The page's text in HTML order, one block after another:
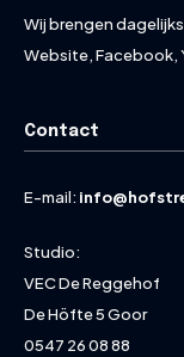
Wij brengen
Website, Facebook,
Contact
E-mail:
Studio:
VEC De Reggehof
De Höfte 5 Goor
0547 26 08 88